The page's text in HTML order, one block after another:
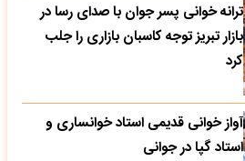
ترانه خوانی پسر جوان با صدای رسا در
بازار تبریز توجه کاسبان بازاری را جلب
کرد
آواز خوانی قدیمی استاد خوانساری و
استاد گپا در جوانی